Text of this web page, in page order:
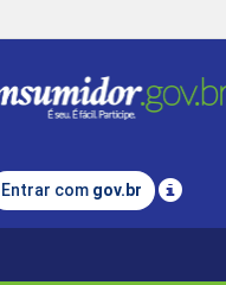
Comunica
Legislação
Entrar com gov.br